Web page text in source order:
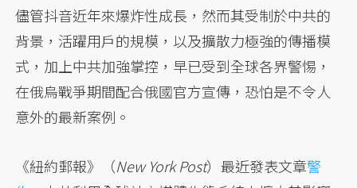
儘管抖音近年來爆炸性成長，然而其受制於中共的
背景，活躍用戶的規模，以及擴散力極強的傳播模
式，加上中共加強掌控，早已受到全球各界警惕，
在俄烏戰爭期間配合俄國官方宣傳，恐怕是不令人
意外的最新案例。
《紐約郵報》（New York Post）最近發表文章警